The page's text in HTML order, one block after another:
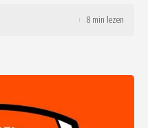
8 min lezen